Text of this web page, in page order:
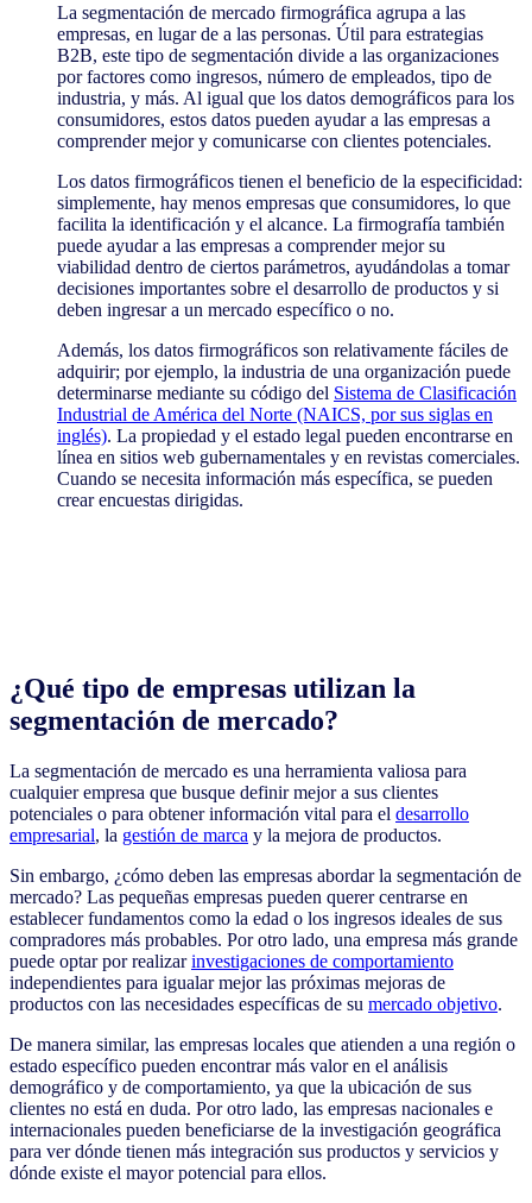
La segmentación de mercado firmográfica agrupa a las
empresas, en lugar de a las personas. Útil para estrategias
B2B, este tipo de segmentación divide a las organizaciones
por factores como ingresos, número de empleados, tipo de
industria, y más. Al igual que los datos demográficos para los
consumidores, estos datos pueden ayudar a las empresas a
comprender mejor y comunicarse con clientes potenciales.
Los datos firmográficos tienen el beneficio de la especificidad:
simplemente, hay menos empresas que consumidores, lo que
facilita la identificación y el alcance. La firmografía también
puede ayudar a las empresas a comprender mejor su
viabilidad dentro de ciertos parámetros, ayudándolas a tomar
decisiones importantes sobre el desarrollo de productos y si
deben ingresar a un mercado específico o no.
Además, los datos firmográficos son relativamente fáciles de
adquirir; por ejemplo, la industria de una organización puede
determinarse mediante su código del Sistema de Clasificación
Industrial de América del Norte (NAICS, por sus siglas en
inglés). La propiedad y el estado legal pueden encontrarse en
línea en sitios web gubernamentales y en revistas comerciales.
Cuando se necesita información más específica, se pueden
crear encuestas dirigidas.
¿Qué tipo de empresas utilizan la
segmentación de mercado?
La segmentación de mercado es una herramienta valiosa para
cualquier empresa que busque definir mejor a sus clientes
potenciales o para obtener información vital para el desarrollo
empresarial, la gestión de marca y la mejora de productos.
Sin embargo, ¿cómo deben las empresas abordar la segmentación de
mercado? Las pequeñas empresas pueden querer centrarse en
establecer fundamentos como la edad o los ingresos ideales de sus
compradores más probables. Por otro lado, una empresa más grande
puede optar por realizarinvestigaciones de comportamiento
independientes para igualar mejor las próximas mejoras de
productos con las necesidades específicas de su mercado objetivo.
De manera similar, las empresas locales que atienden a una región o
estado específico pueden encontrar más valor en el análisis
demográfico y de comportamiento, ya que la ubicación de sus
clientes no está en duda. Por otro lado, las empresas nacionales e
internacionales pueden beneficiarse de la investigación geográfica
para ver dónde tienen más integración sus productos y servicios y
dónde existe el mayor potencial para ellos.